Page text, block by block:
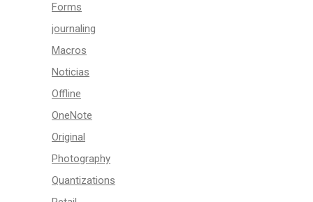
Forms
journaling
Macros
Noticias
Offline
OneNote
Original
Photography
Quantizations